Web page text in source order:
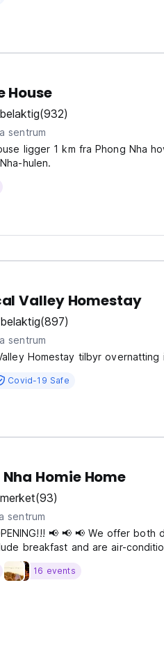
House
(932)
sentrum
ligger 1 km fra Phong Nha
hulen.
Valley Homestay
(897)
sentrum
Homestay tilbyr overnatting
Covid-19 Safe
Homie Home
(93)
sentrum
📢 📢 📢 We offer
breakfast and are air-
have a comfortable sleep. We
the river for beautiful sunrises
16 events